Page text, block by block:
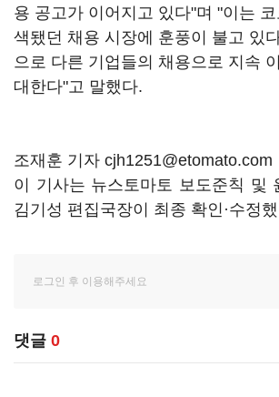
용 공고가 이어지고 있다"며 "이는
색됐던 채용 시장에 훈풍이 불고 있
으로 다른 기업들의 채용으로 지속
대한다"고 말했다.
조재훈 기자 cjh1251@etomato.com
이 기사는 뉴스토마토 보도준칙 및
김기성 편집국장이 최종 확인·수정
댓글 0